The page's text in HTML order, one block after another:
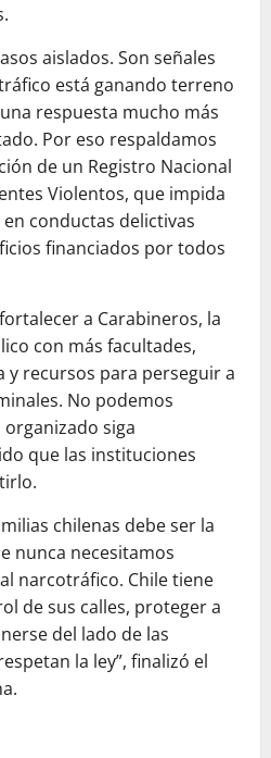
aislados. Son señales
está ganando terreno
respuesta mucho más
Por eso respaldamos
de un Registro Nacional
Violentos, que impida
conductas delictivas
financiados por todos
a Carabineros, la
con más facultades,
y recursos para perseguir a
No podemos
siga
que las instituciones
chilenas debe ser la
nunca necesitamos
narcotráfico. Chile tiene
de sus calles, proteger a
del lado de las
la ley”, finalizó el